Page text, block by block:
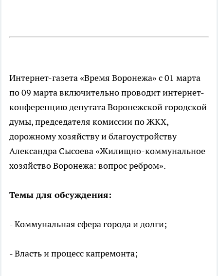
Интернет-газета «Время Воронежа» c 01 марта
по 09 марта включительно проводит интернет-
конференцию депутата Воронежской городской
думы, председателя комиссии по ЖКХ,
дорожному хозяйству и благоустройству
Александра Сысоева «Жилищно-коммунальное
хозяйство Воронежа: вопрос ребром».
Темы для обсуждения:
- Коммунальная сфера города и долги;
- Власть и процесс капремонта;